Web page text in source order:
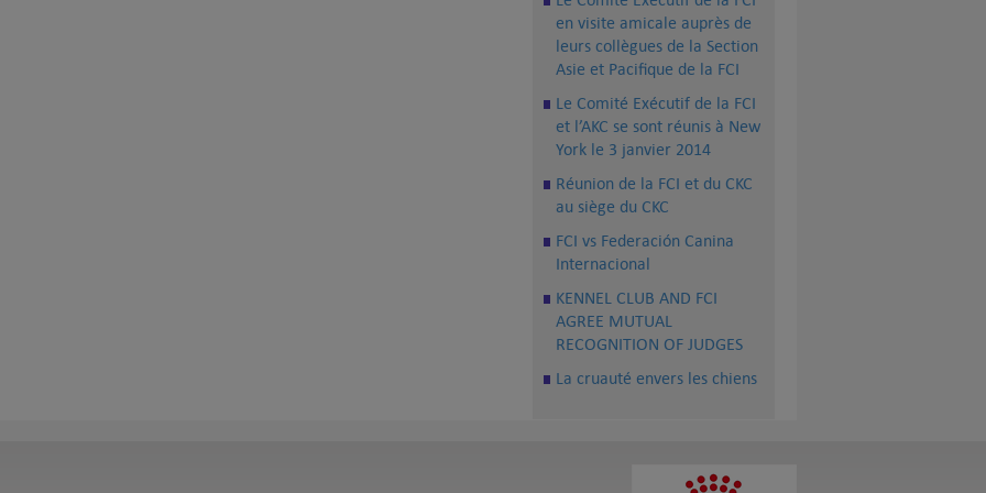
en visite amicale auprès de
leurs collègues de la Section
Asie et Pacifique de la FCI
Le Comité Exécutif de la FCI
et l’AKC se sont réunis à New
York le 3 janvier 2014
Réunion de la FCI et du CKC
au siège du CKC
FCI vs Federación Canina
Internacional
KENNEL CLUB AND FCI
AGREE MUTUAL
RECOGNITION OF JUDGES
La cruauté envers les chiens